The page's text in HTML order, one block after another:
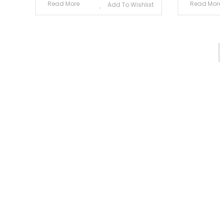
Read More Add To Wishlist Read